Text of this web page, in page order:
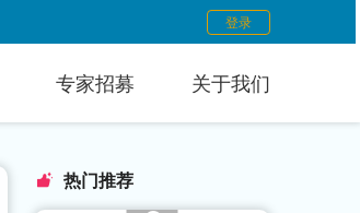
登录
专家招募 关于我们
热门推荐